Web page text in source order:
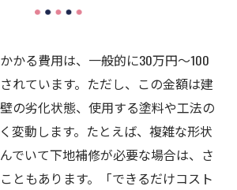
かる費用は、一般的に30万円〜100
れています。ただし、この金額は建
の劣化状態、使用する塗料や工法の
変動します。たとえば、複雑な形状
でいて下地補修が必要な場合は、さ
ともあります。「できるだけコスト